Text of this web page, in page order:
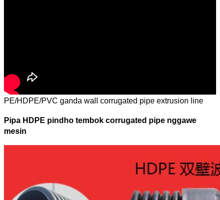
PE/HDPE/PVC ganda wall corrugated pipe extrusion line
Pipa HDPE pindho tembok corrugated pipe nggawe
mesin